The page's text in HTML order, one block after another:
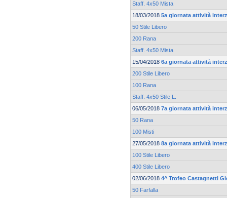
Staff. 4x50 Mista
18/03/2018 5a giornata attività
50 Stile Libero
200 Rana
Staff. 4x50 Mista
15/04/2018 6a giornata attività
200 Stile Libero
100 Rana
Staff. 4x50 Stile L.
06/05/2018 7a giornata attività
50 Rana
100 Misti
27/05/2018 8a giornata attività
100 Stile Libero
400 Stile Libero
02/06/2018 4^ Trofeo Castagnetti
50 Farfalla